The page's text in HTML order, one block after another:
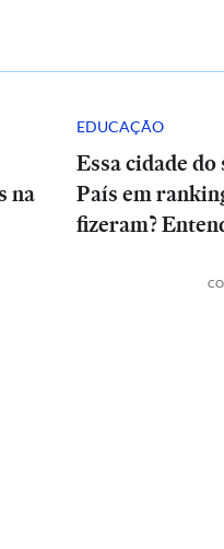
na
EDUCAÇÃO
Essa cidade do
País em
fizeram?